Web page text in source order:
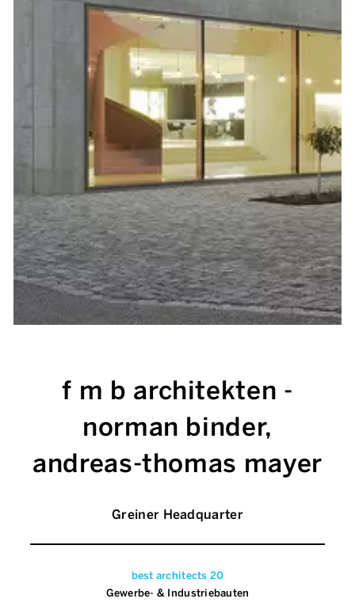
f m b architekten -
norman binder,
andreas-thomas mayer
Greiner Headquarter
best architects 20
Gewerbe- & Industriebauten